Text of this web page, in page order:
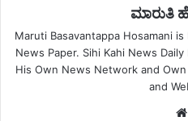
ಮಾರುತಿ
Maruti Basavantappa Hosamani
News Paper. Sihi Kahi News
His Own News Network and
and